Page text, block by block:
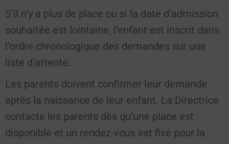
S’il n’y a plus de place ou si la date d’admission
souhaitée est lointaine, l’enfant est inscrit dans
l’ordre chronologique des demandes sur une
liste d’attente.
Les parents doivent confirmer leur demande
après la naissance de leur enfant. La Directrice
contacte les parents dès qu’une place est
disponible et un rendez-vous est fixé pour la